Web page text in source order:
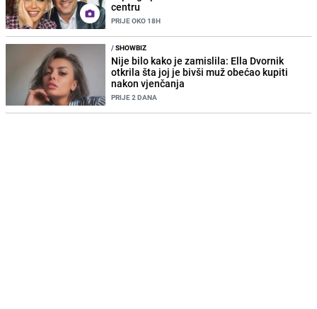
centru
PRIJE OKO 18H
/SHOWBIZ
Nije bilo kako je zamislila: Ella Dvornik
otkrila šta joj je bivši muž obećao kupiti
nakon vjenčanja
PRIJE 2 DANA